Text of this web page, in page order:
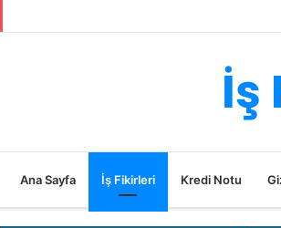
İş
Ana Sayfa İş Fikirleri Kredi Notu